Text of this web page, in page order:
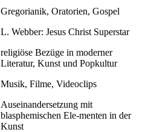
Gregorianik, Oratorien, Gospel
L. Webber: Jesus Christ Superstar
religiöse Bezüge in moderner
Literatur, Kunst und Popkultur
Musik, Filme, Videoclips
Auseinandersetzung mit
blasphemischen Ele-menten in der
Kunst